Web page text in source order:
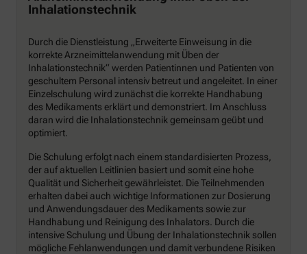
Inhalationstechnik
Durch die Dienstleistung „Erweiterte Einweisung in die
korrekte Arzneimittelanwendung mit Üben der
Inhalationstechnik“ werden Patientinnen und Patienten von
geschultem Personal intensiv betreut und angeleitet. In einer
Einzelschulung wird zunächst die korrekte Handhabung
des Medikaments erklärt und demonstriert. Im Anschluss
daran wird die Inhalationstechnik gemeinsam geübt und
optimiert.
Die Schulung erfolgt nach einem standardisierten Prozess,
der auf aktuellen Leitlinien basiert und somit eine hohe
Qualität und Sicherheit gewährleistet. Die Teilnehmenden
erhalten dabei auch wichtige Informationen zur Dosierung
und Anwendungsdauer des Medikaments sowie zur
Handhabung und Reinigung des Inhalators. Durch die
intensive Schulung und Übung der Inhalationstechnik sollen
mögliche Fehlanwendungen und damit verbundene Risiken